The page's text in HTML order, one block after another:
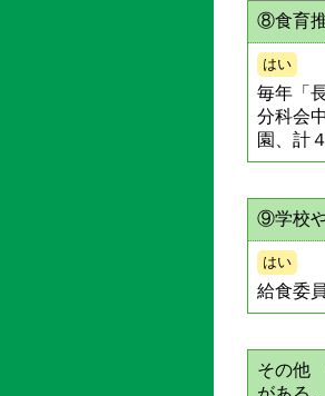
⑧食育
はい
毎年「
分科会
園、計
⑨学校
はい
給食委
その他